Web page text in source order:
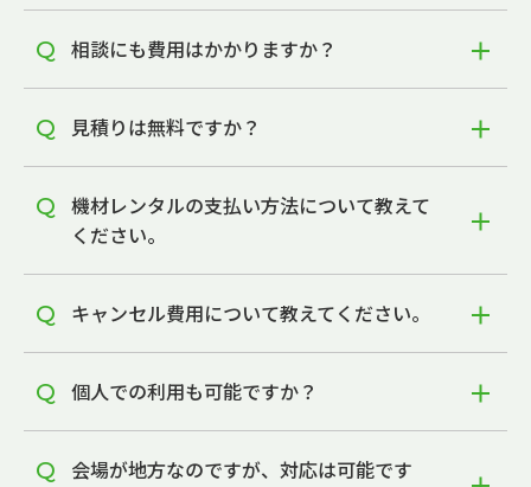
相談にも費用はかかりますか？
見積りは無料ですか？
機材レンタルの支払い方法について教えて
ください。
キャンセル費用について教えてください。
個人での利用も可能ですか？
会場が地方なのですが、対応は可能です